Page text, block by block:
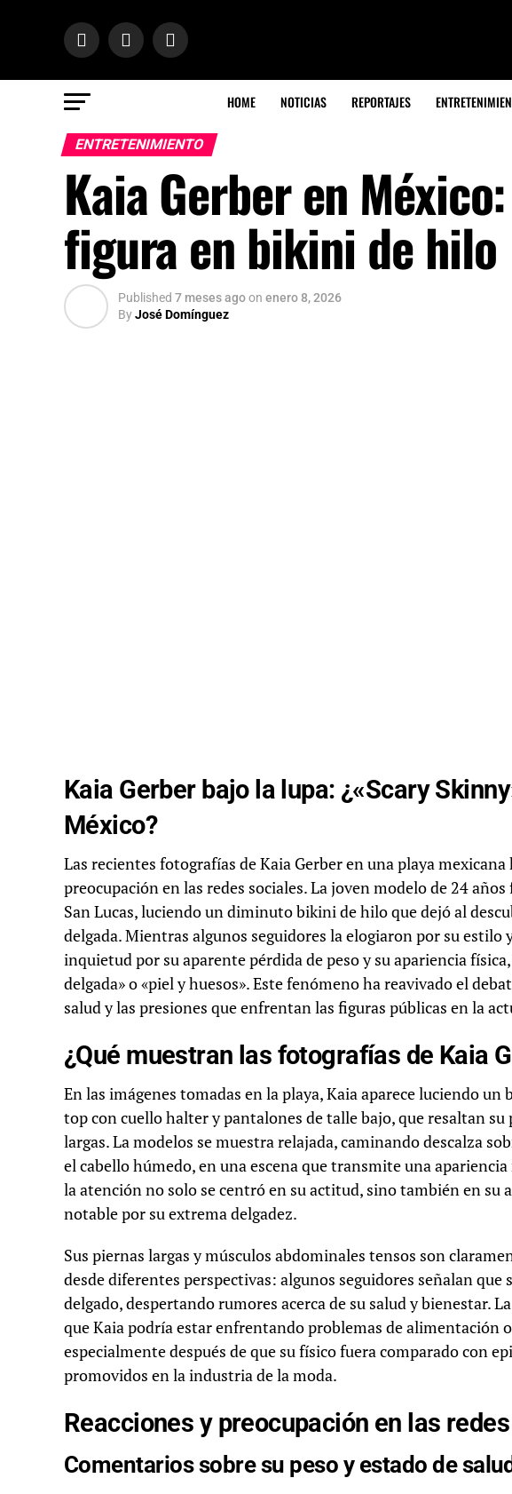
HOME NOTICIAS REPORTAJES
ENTRETENIMIENTO
Kaia Gerber en
figura en bikini de hilo
Published 7 meses agoon enero 8, 2026
ByJosé Domínguez
Kaia Gerber bajo la lupa: ¿«Scary
México?
Las recientes fotografías de Kaia Gerber en una playa
preocupación en las redes sociales. La joven modelo de 24
San Lucas, luciendo un diminuto bikini de hilo que dejó al
delgada. Mientras algunos seguidores la elogiaron por su
inquietud por su aparente pérdida de peso y su apariencia
delgada» o «piel y huesos». Este fenómeno ha reavivado el
salud y las presiones que enfrentan las figuras públicas en la
¿Qué muestran las fotografías de Kaia
En las imágenes tomadas en la playa, Kaia aparece luciendo
top con cuello halter y pantalones de talle bajo, que resaltan su
largas. La modelos se muestra relajada, caminando descalza
el cabello húmedo, en una escena que transmite una
la atención no solo se centró en su actitud, sino también en su
notable por su extrema delgadez.
Sus piernas largas y músculos abdominales tensos son
desde diferentes perspectivas: algunos seguidores señalan que
delgado, despertando rumores acerca de su salud y bienestar.
que Kaia podría estar enfrentando problemas de alimentación
especialmente después de que su físico fuera comparado con
promovidos en la industria de la moda.
Reacciones y preocupación en las
Comentarios sobre su peso y estado de salud